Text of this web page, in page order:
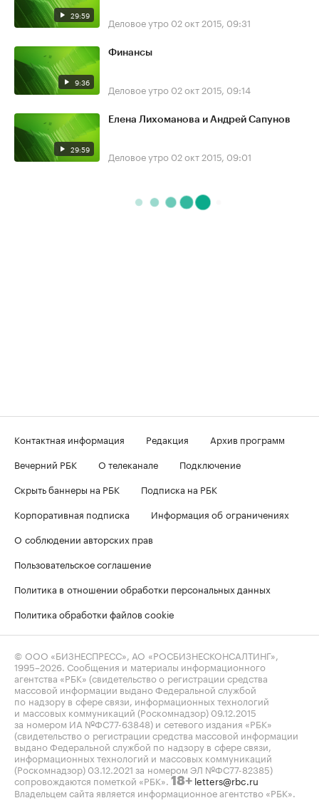
29:59 Деловое утро 02 окт 2015, 09:31
9:36
Финансы
Деловое утро 02 окт 2015, 09:14
29:59
Елена Лихоманова и Андрей Сапунов
Деловое утро 02 окт 2015, 09:01
Контактная информация Редакция
Архив программ
Вечерний РБК
О телеканале
Подключение
Скрыть баннеры на РБК
Подписка на РБК
Корпоративная подписка
Информация об ограничениях
О соблюдении авторских прав
Пользовательское соглашение
Политика в отношении обработки персональных данных
Политика обработки файлов cookie
© ООО «БИЗНЕСПРЕСС», АО «РОСБИЗНЕСКОНСАЛТИНГ»,
1995–2026 . Сообщения и материалы информационного
агентства «РБК» (свидетельство о регистрации средства
массовой информации выдано Федеральной службой
по надзору в сфере связи, информационных технологий
и массовых коммуникаций (Роскомнадзор) 09.12.2015
за номером ИА №ФС77-63848) и сетевого издания «РБК»
(свидетельство о регистрации средства массовой информации
выдано Федеральной службой по надзору в сфере связи,
информационных технологий и массовых коммуникаций
(Роскомнадзор) 03.12.2021 за номером ЭЛ №ФС77-82385)
сопровождаются пометкой «РБК». 18+ letters@rbc.ru
Владельцем сайта является информационное агентство «РБК».